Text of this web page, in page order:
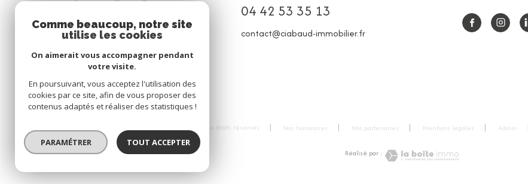
04 42 53 35 13
contact@ciabaud-immobilier.fr
© 2026 | Tous droits réservés Nos honoraires Nos partenaires Mentions légales Admin
Réalisé par :
Comme beaucoup, notre site
utilise les cookies
On aimerait vous accompagner pendant
votre visite.
En poursuivant, vous acceptez l'utilisation des
cookies par ce site, afin de vous proposer des
contenus adaptés et réaliser des statistiques !
PARAMÉTRER TOUT ACCEPTER